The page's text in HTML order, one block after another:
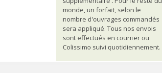
monde, un forfait, selon le
nombre d'ouvrages commandés
sera appliqué. Tous nos envois
sont effectués en courrier ou
Colissimo suivi quotidiennement.